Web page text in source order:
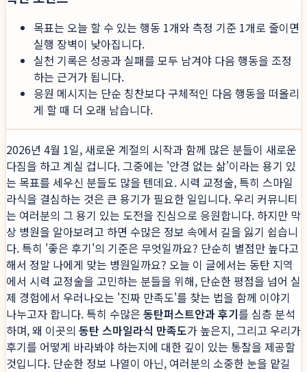
목표는 오늘 할 수 있는 행동 1개와 측정 기준 1개로 줄이면
실행 장벽이 낮아집니다.
실천 기록은 성공과 실패를 모두 남겨야 다음 행동을 조정
하는 근거가 됩니다.
응원 메시지는 단순 칭찬보다 구체적인 다음 행동을 떠올리
게 할 때 더 오래 남습니다.
2026년 4월 1일, 새로운 계절의 시작과 함께 많은 분들이 새로운
다짐을 하고 계실 겁니다. 그중에는 '안경 없는 삶'이라는 용기 있
는 목표를 세우신 분들도 많을 텐데요. 시력 교정술, 특히 스마일
라식을 결심하는 것은 큰 용기가 필요한 일입니다. 우리 커뮤니티
는 여러분의 그 용기 있는 도전을 진심으로 응원합니다. 하지만 막
상 병원을 알아보려고 하면 수많은 정보 속에서 길을 잃기 쉽습니
다. 특히 '좋은 후기'의 기준은 무엇일까요? 단순히 별점만 높다고
해서 정말 나에게 맞는 병원일까요? 오늘 이 글에서는 동탄 지역
에서 시력 교정술을 고민하는 분들을 위해, 단순한 평점을 넘어 실
제 경험에서 우러나오는 '진짜 만족도'를 찾는 법을 함께 이야기
나누고자 합니다. 특히 수많은 동탄퍼스트안과 후기를 심층 분석
하며, 왜 이곳의 동탄 스마일라식 만족도가 높은지, 그리고 우리가
후기를 어떻게 바라봐야 하는지에 대한 깊이 있는 통찰을 제공할
것입니다. 단순한 정보 나열이 아닌, 여러분의 소중한 눈을 맡길